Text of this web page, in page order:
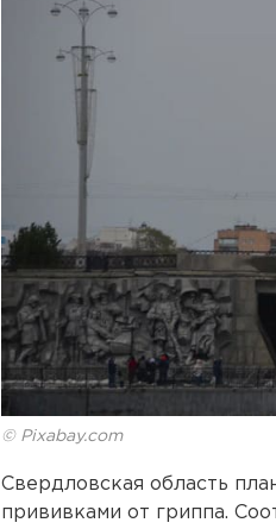
© Pixabay.com
Свердловская область
прививками от гриппа.